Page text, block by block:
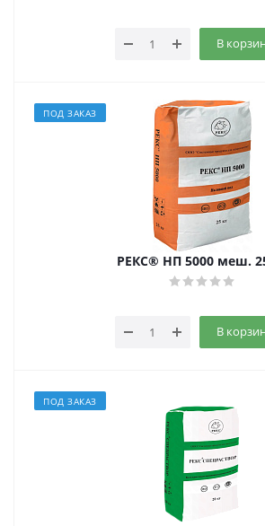
В
ПОД ЗАКАЗ
РЕКС® НП 5000 меш.
В
ПОД ЗАКАЗ